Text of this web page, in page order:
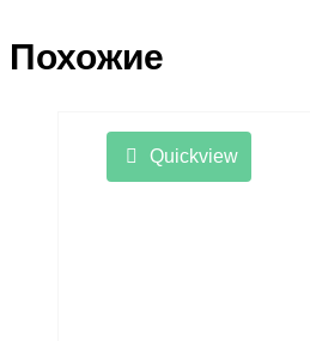
Похожие
Quickview